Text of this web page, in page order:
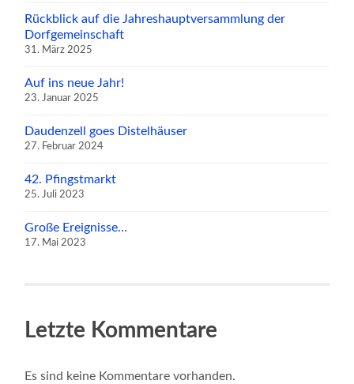
Rückblick auf die Jahreshauptversammlung der
Dorfgemeinschaft
31. März 2025
Auf ins neue Jahr!
23. Januar 2025
Daudenzell goes Distelhäuser
27. Februar 2024
42. Pfingstmarkt
25. Juli 2023
Große Ereignisse…
17. Mai 2023
Letzte Kommentare
Es sind keine Kommentare vorhanden.